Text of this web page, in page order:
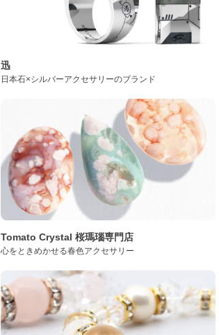
迅
日本石×シルバーアクセサリーのブランド
Tomato Crystal 桜瑪瑙専門店
心をときめかせる春色アクセサリー